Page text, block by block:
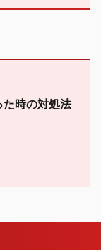
時の対処法